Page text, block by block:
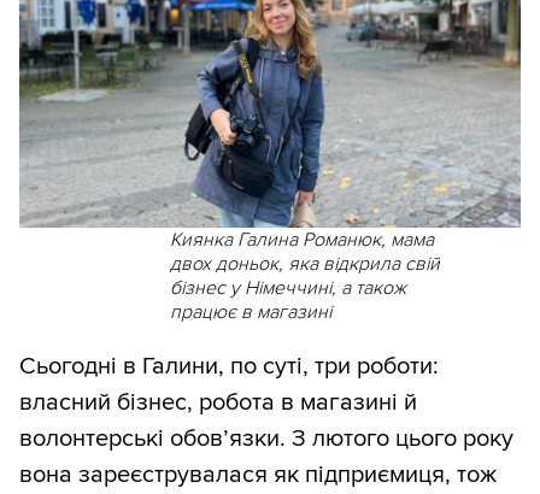
Киянка Галина Романюк, мама
двох доньок, яка відкрила свій
бізнес у Німеччині, а також
працює в магазині
Сьогодні в Галини, по суті, три роботи:
власний бізнес, робота в магазині й
волонтерські обовʼязки. З лютого цього року
вона зареєструвалася як підприємиця, тож